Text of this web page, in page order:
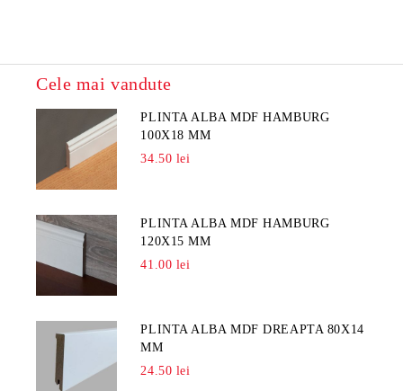
Cele mai vandute
PLINTA ALBA MDF HAMBURG
100X18 MM
34.50 lei
PLINTA ALBA MDF HAMBURG
120X15 MM
41.00 lei
PLINTA ALBA MDF DREAPTA 80X14
MM
24.50 lei